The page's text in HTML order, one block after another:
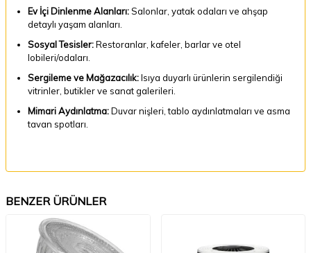
Ev İçi Dinlenme Alanları:Salonlar, yatak odaları ve ahşap
detaylı yaşam alanları.
Sosyal Tesisler:Restoranlar, kafeler, barlar ve otel
lobileri/odaları.
Sergileme ve Mağazacılık:Isıya duyarlı ürünlerin sergilendiği
vitrinler, butikler ve sanat galerileri.
Mimari Aydınlatma:Duvar nişleri, tablo aydınlatmaları ve asma
tavan spotları.
BENZER ÜRÜNLER